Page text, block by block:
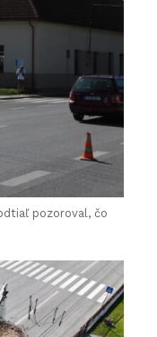
pozoroval, čo